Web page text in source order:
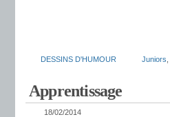
DESSINS D'HUMOUR Juniors
Apprentissage
18/02/2014